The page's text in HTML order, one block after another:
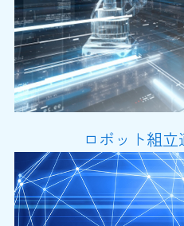
ロボット組